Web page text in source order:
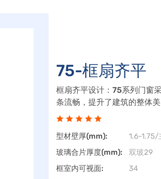
75-框扇齐平
框扇齐平设计：75系列门窗
条流畅，提升了建筑的整体
供更广阔的视野，增加室内
型材壁厚(mm):
1.6-1.75/
玻璃合片厚度(mm):
双玻29
框室内可视面:
34